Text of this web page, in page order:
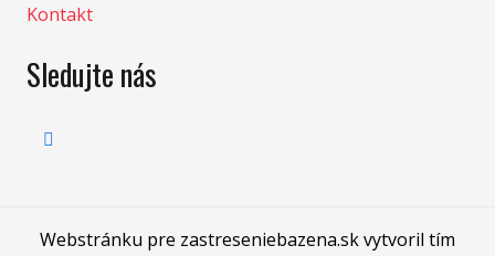
Kontakt
Sledujte nás
Webstránku pre zastreseniebazena.sk vytvoril tím